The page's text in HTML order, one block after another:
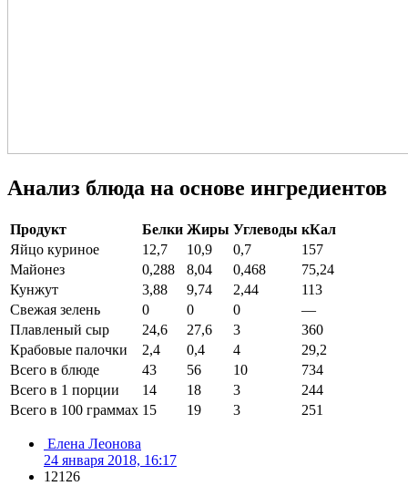
Анализ блюда на основе ингредиентов
Продукт Белки Жиры Углеводы кКал
Яйцо куриное
12,7 10,9 0,7
157
Майонез
0,288 8,04 0,468
75,24
Кунжут
3,88 9,74 2,44
113
Свежая зелень
0 0 0
—
Плавленый сыр
24,6 27,6 3
360
Крабовые палочки
2,4 0,4 4
29,2
Всего в блюде
43 56 10
734
Всего в 1 порции
14 18 3
244
Всего в 100 граммах 15 19 3 251
Елена Леонова
24 января 2018, 16:17
12126